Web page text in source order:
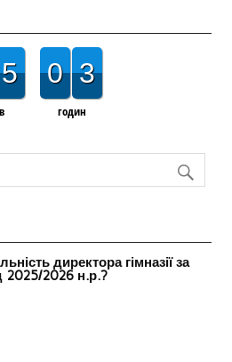
5 0 3
годин
директора гімназії за
2025/2026 н.р.?